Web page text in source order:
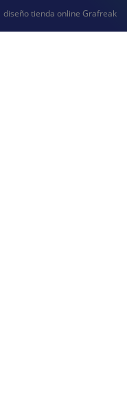
diseño tienda online Grafreak